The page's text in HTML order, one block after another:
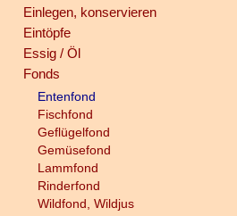
Einlegen, konservieren
Eintöpfe
Essig / Öl
Fonds
Entenfond
Fischfond
Geflügelfond
Gemüsefond
Lammfond
Rinderfond
Wildfond, Wildjus